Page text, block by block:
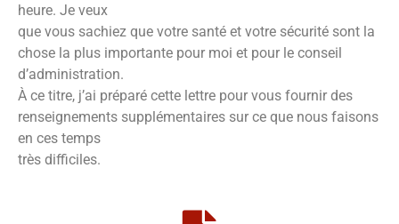
heure. Je veux
que vous sachiez que votre santé et votre sécurité sont la
chose la plus importante pour moi et pour le conseil
d’administration.
À ce titre, j’ai préparé cette lettre pour vous fournir des
renseignements supplémentaires sur ce que nous faisons
en ces temps
très difficiles.